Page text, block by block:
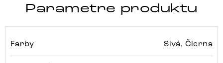
Parametre produktu
Farby Sivá, Čierna